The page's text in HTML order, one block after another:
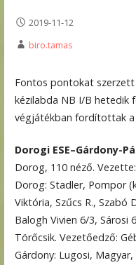
2019-11-12
biro.tamas
Fontos pontokat szerzett
kézilabda NB I/B hetedik
végjátékban fordítottak
Dorogi ESE–Gárdony-
Dorog, 110 néző.
Dorog: Stadler, Pompor
Viktória, Szűcs R., Szabó
Balogh Vivien 6/3, Sárosi
Törőcsik. Vezetőedző:
Gárdony: Lugosi,